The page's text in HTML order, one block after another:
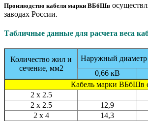
Производство кабеля марки ВБбШв
заводах России.
Табличные данные для расчета веса
Количество жил и
сечение, мм2
Наружный диаметр
0,66 кВ
Кабель марки ВБбШв
2 x 2.5
2 x 2.5
12,9
2 x 4
14,3